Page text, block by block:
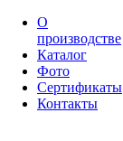
О
производстве
Каталог
Фото
Сертификаты
Контакты